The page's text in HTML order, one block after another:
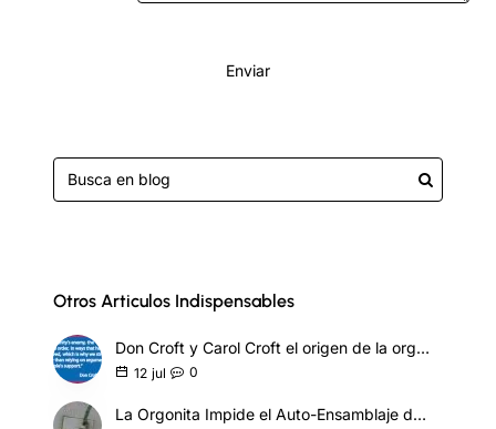
Enviar
Otros Articulos Indispensables
Don Croft y Carol Croft el origen de la orgonita táctica
12 jul 0
La Orgonita Impide el Auto-Ensamblaje de Nanotecnología Sintética